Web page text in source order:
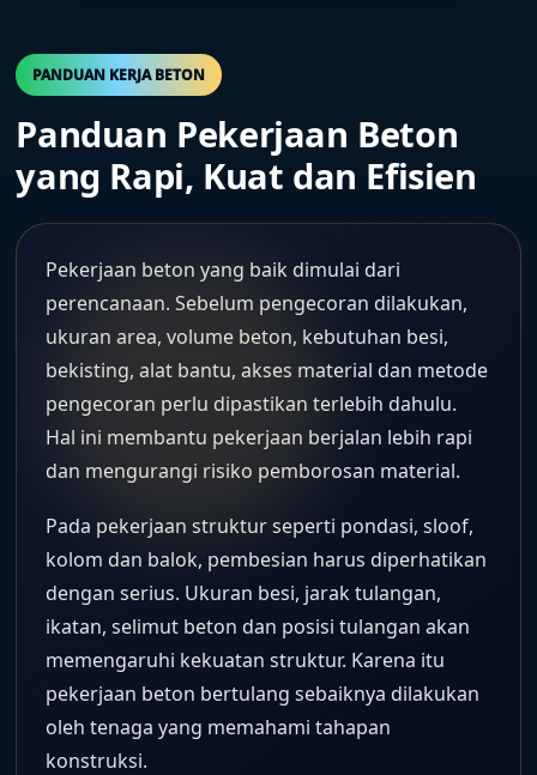
PANDUAN KERJA BETON
Panduan Pekerjaan Beton
yang Rapi, Kuat dan Efisien
Pekerjaan beton yang baik dimulai dari
perencanaan. Sebelum pengecoran dilakukan,
ukuran area, volume beton, kebutuhan besi,
bekisting, alat bantu, akses material dan metode
pengecoran perlu dipastikan terlebih dahulu.
Hal ini membantu pekerjaan berjalan lebih rapi
dan mengurangi risiko pemborosan material.
Pada pekerjaan struktur seperti pondasi, sloof,
kolom dan balok, pembesian harus diperhatikan
dengan serius. Ukuran besi, jarak tulangan,
ikatan, selimut beton dan posisi tulangan akan
memengaruhi kekuatan struktur. Karena itu
pekerjaan beton bertulang sebaiknya dilakukan
oleh tenaga yang memahami tahapan
konstruksi.